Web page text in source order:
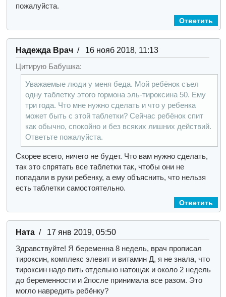
пожалуйста.
Ответить
Надежда Врач/ 16 нояб 2018, 11:13
Цитирую Бабушка:
Уважаемые люди у меня беда. Мой ребёнок съел
одну таблетку этого гормона эль-тироксина 50. Ему
три года. Что мне нужно сделать и что у ребенка
может быть с этой таблетки? Сейчас ребёнок спит
как обычно, спокойно и без всяких лишних действий.
Ответьте пожалуйста.
Скорее всего, ничего не будет. Что вам нужно сделать,
так это спрятать все таблетки так, чтобы они не
попадали в руки ребенку, а ему объяснить, что нельзя
есть таблетки самостоятельно.
Ответить
Ната/ 17 янв 2019, 05:50
Здравствуйте! Я беременна 8 недель, врач прописал
тироксин, комплекс элевит и витамин Д, я не знала, что
тироксин надо пить отдельно натощак и около 2 недель
до беременности и 2после принимала все разом. Это
могло навредить ребёнку?